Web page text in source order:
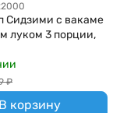
Сидзими с вакаме
луком 3 порции,
₽
В корзину